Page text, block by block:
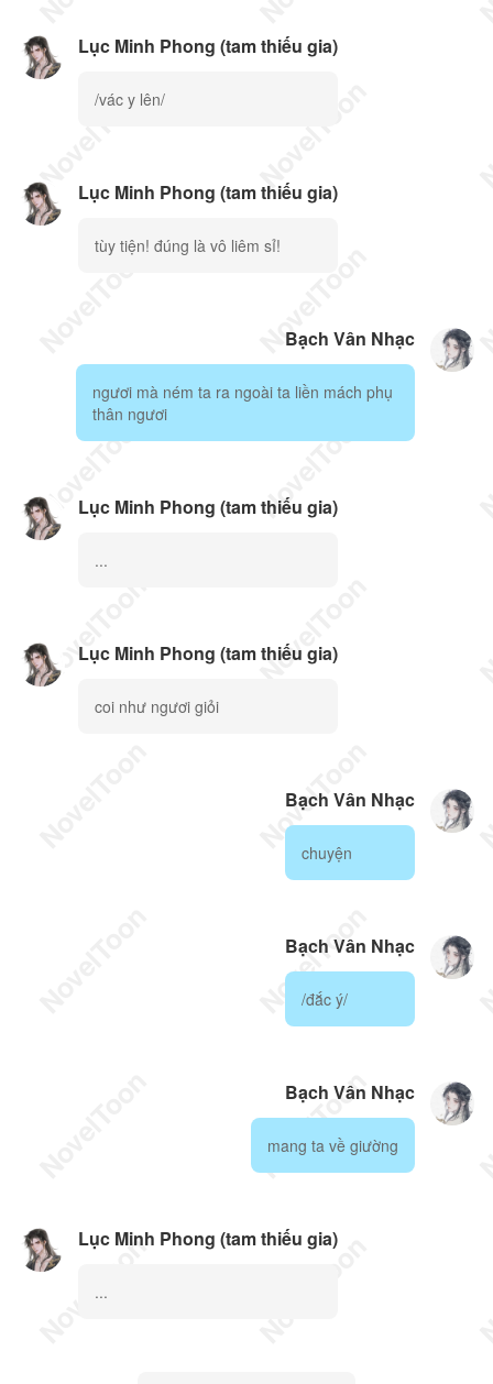
Lục Minh Phong (tam thiếu gia)
/vác y lên/
Lục Minh Phong (tam thiếu gia)
tùy tiện! đúng là vô liêm sỉ!
Bạch Vân Nhạc
ngươi mà ném ta ra ngoài ta liền mách phụ
thân ngươi
Lục Minh Phong (tam thiếu gia)
...
Lục Minh Phong (tam thiếu gia)
coi như ngươi giỏi
Bạch Vân Nhạc
chuyện
Bạch Vân Nhạc
/đắc ý/
Bạch Vân Nhạc
mang ta về giường
Lục Minh Phong (tam thiếu gia)
...